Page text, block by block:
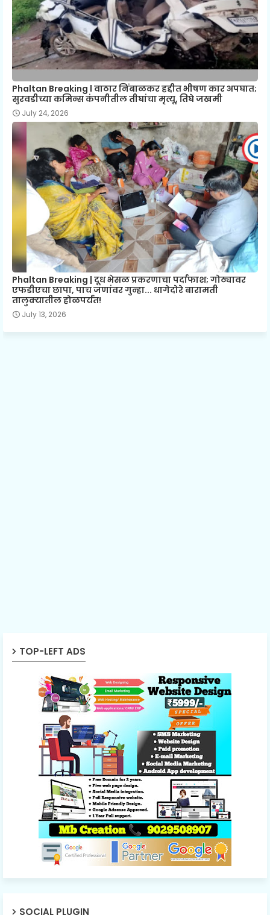
Phaltan Breaking l वाठार निंबाळकर हद्दीत भीषण कार अपघात;
सुरवडीच्या कमिन्स कंपनीतील तीघांचा मृत्यू, तिघे जखमी
July 24, 2026
Phaltan Breaking | दूध भेसळ प्रकरणाचा पर्दाफाश; गोठ्यावर
एफडीएचा छापा, पाच जणांवर गुन्हा... धागेदोरे बारामती
तालुक्यातील होळपर्यंत!
July 13, 2026
TOP-LEFT ADS
SOCIAL PLUGIN